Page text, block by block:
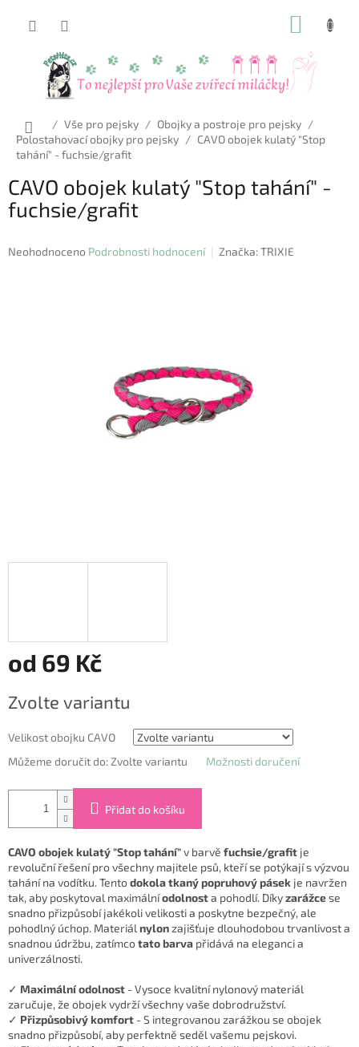
Domů
/ Vše pro pejsky / Obojky a postroje pro pejsky /
Polostahovací obojky pro pejsky / CAVO obojek kulatý "Stop
tahání" - fuchsie/grafit
CAVO obojek kulatý "Stop tahání" -
fuchsie/grafit
Průměrné
Neohodnoceno Podrobnosti hodnocení Značka:TRIXIE
od 69 Kč
cena:
Zvolte variantu
Velikost obojku CAVO
Můžeme doručit do: Zvolte variantu Možnosti doručení
Přidat do košíku
CAVO obojek kulatý "Stop tahání"v barvě fuchsie/grafit je
revoluční řešení pro všechny majitele psů, kteří se potýkají s výzvou
tahání na vodítku. Tentodokola tkaný popruhový pásek je navržen
tak, aby poskytoval maximálníodolnosta pohodlí. Díkyzarážcese
snadno přizpůsobí jakékoli velikosti a poskytne bezpečný, ale
pohodlný úchop. Materiál nylonzajišťuje dlouhodobou trvanlivost a
snadnou údržbu, zatímcotato barva přidává na eleganci a
univerzálnosti.
✓ Maximální odolnost - Vysoce kvalitní nylonový materiál
zaručuje, že obojek vydrží všechny vaše dobrodružství.
✓ Přizpůsobivý komfort - S integrovanou zarážkou se obojek
snadno přizpůsobí, aby perfektně seděl vašemu pejskovi.